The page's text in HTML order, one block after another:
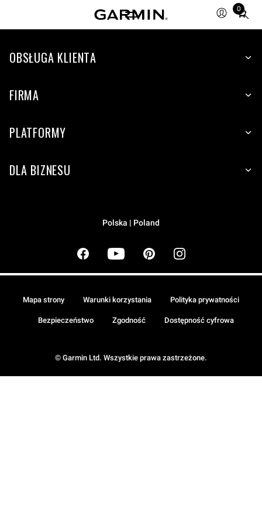
0
Total
OBSŁUGA KLIENTA
FIRMA
PLATFORMY
DLA BIZNESU
Polska | Poland
© Garmin Ltd. Wszystkie prawa zastrzeżone.
Mapa strony Warunki korzystania Polityka prywatności
Bezpieczeństwo Zgodność Dostępność cyfrowa